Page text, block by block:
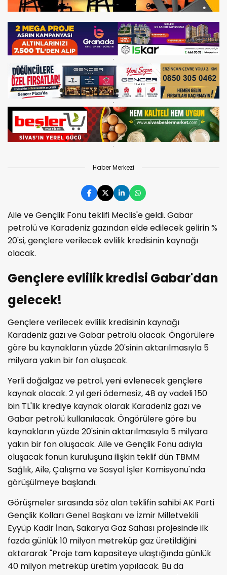
Haber Merkezi
Aile ve Gençlik Fonu teklifi Meclis'e geldi. Gabar
petrolü ve Karadeniz gazından elde edilecek gelirin %
20'si, gençlere verilecek evlilik kredisinin kaynağı
olacak.
Gençlere evlilik kredisi Gabar'dan
gelecek!
Gençlere verilecek evlilik kredisinin kaynağı
Karadeniz gazı ve Gabar petrolü olacak. Öngörülere
göre bu kaynakların yüzde 20'sinin aktarılmasıyla 5
milyara yakın bir fon oluşacak.
Yerli doğalgaz ve petrol, yeni evlenecek gençlere
kaynak olacak. 2 yıl geri ödemesiz, 48 ay vadeli 150
bin TL'lik krediye kaynak olarak Karadeniz gazı ve
Gabar petrolü kullanılacak. Öngörülere göre bu
kaynakların yüzde 20'sinin aktarılmasıyla 5 milyara
yakın bir fon oluşacak. Aile ve Gençlik Fonu adıyla
oluşacak fonun kuruluşuna ilişkin teklif dün TBMM
Sağlık, Aile, Çalışma ve Sosyal İşler Komisyonu'nda
görüşülmeye başlandı.
Görüşmeler sırasında söz alan teklifin sahibi AK Parti
Gençlik Kolları Genel Başkanı ve İzmir Milletvekili
Eyyüp Kadir İnan, Sakarya Gaz Sahası projesinde ilk
fazda günlük 10 milyon metreküp gaz üretildiğini
aktararak "Proje tam kapasiteye ulaştığında günlük
40 milyon metreküp üretim yapılacak. Bu da